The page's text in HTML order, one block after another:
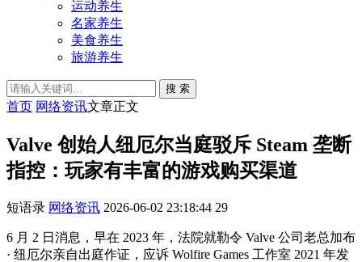
运动养生
名家养生
美食养生
旅游养生
搜 索
首页 网络资讯文章正文
Valve 创始人纽厄尔当庭驳斥 Steam 垄断
指控：玩家有丰富的游戏购买渠道
短语录 网络资讯 2026-06-02 23:18:44 29
6 月 2 日消息，早在 2023 年，法院就勒令 Valve 公司老总加布
· 纽厄尔亲自出庭作证，应诉 Wolfire Games 工作室 2021 年发